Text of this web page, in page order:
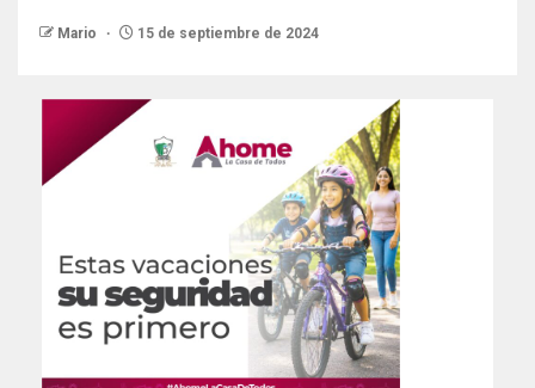
Mario 15 de septiembre de 2024